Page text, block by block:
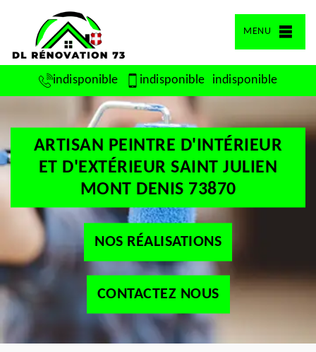
MENU
indisponible indisponible indisponible
ARTISAN PEINTRE D'INTÉRIEUR
ET D'EXTÉRIEUR SAINT JULIEN
MONT DENIS 73870
NOS RÉALISATIONS
CONTACTEZ NOUS